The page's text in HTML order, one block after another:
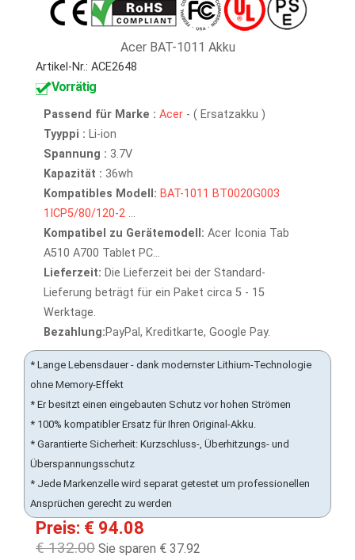
Acer BAT-1011 Akku
Artikel-Nr.: ACE2648
Vorrätig
Passend für Marke : Acer - ( Ersatzakku )
Tyyppi : Li-ion
Spannung : 3.7V
Kapazität : 36wh
Kompatibles Modell: BAT-1011 BT0020G003
1ICP5/80/120-2 ...
Kompatibel zu Gerätemodell: Acer Iconia Tab
A510 A700 Tablet PC...
Lieferzeit: Die Lieferzeit bei der Standard-
Lieferung beträgt für ein Paket circa 5 - 15
Werktage.
Bezahlung:PayPal, Kreditkarte, Google Pay.
* Lange Lebensdauer - dank modernster Lithium-Technologie
ohne Memory-Effekt
* Er besitzt einen eingebauten Schutz vor hohen Strömen
* 100% kompatibler Ersatz für Ihren Original-Akku.
* Garantierte Sicherheit: Kurzschluss-, Überhitzungs- und
Überspannungsschutz
* Jede Markenzelle wird separat getestet um professionellen
Ansprüchen gerecht zu werden
Preis: € 94.08
€ 132.00 Sie sparen € 37.92